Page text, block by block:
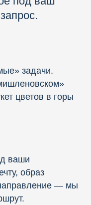
задачи.
цветов в горы
ваши
образ
— мы